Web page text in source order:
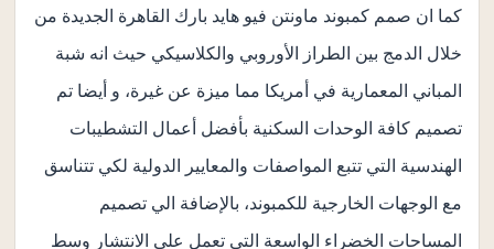
كما ان صمم كمبوند ماونتن فيو هايد بارك القاهرة الجديدة من
خلال الدمج بين الطراز الأوروبي والكلاسيكي حيث انه شبة
المباني المعمارية في أمريكا مما ميزة عن غيرة، و أيضا تم
تصميم كافة الوحدات السكنية بأفضل أعمال التشطيبات
الهندسية التي تتبع المواصفات والمعايير الدولية لكي تتناسق
مع الوجهات الخارجية للكمبوند، بالإضافة الي تصميم
المساحات الخضراء الواسعة التي تعمل على الانتشار وسط